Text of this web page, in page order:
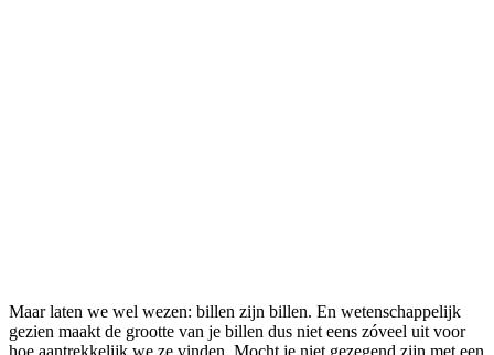
Maar laten we wel wezen: billen zijn billen. En wetenschappelijk
gezien maakt de grootte van je billen dus niet eens zóveel uit voor
hoe aantrekkelijk we ze vinden. Mocht je niet gezegend zijn met een